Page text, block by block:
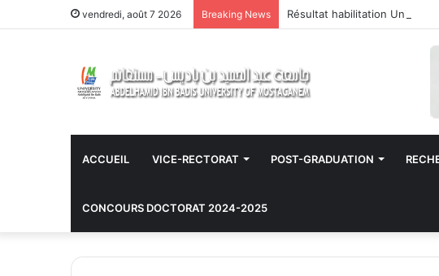
vendredi, août 7 2026 Breaking News Résultat habilitation
ACCUEIL VICE-RECTORAT POST-GRADUATION
CONCOURS DOCTORAT 2024-2025